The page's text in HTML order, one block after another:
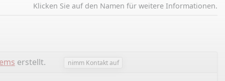
Klicken Sie auf den Namen für weitere Informationen.
erstellt. nimm Kontakt auf